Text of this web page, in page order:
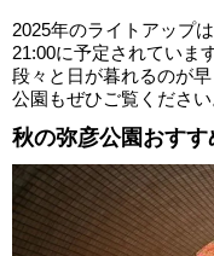
2025年のライトアップ
21:00に予定されています
段々と日が暮れるのが
公園もぜひご覧ください
秋の弥彦公園おす